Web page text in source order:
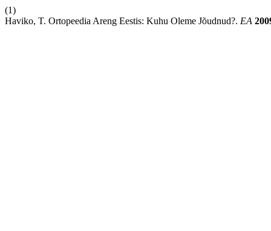
(1)
Haviko, T. Ortopeedia Areng Eestis: Kuhu Oleme Jõudnud?. EA